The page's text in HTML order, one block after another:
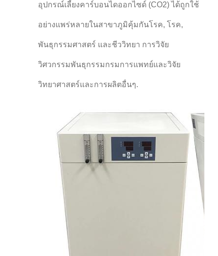
อุปกรณ์เลี้ยงคาร์บอนไดออกไซด์ (CO2) ได้ถูกใช้
อย่างแพร่หลายในสาขาภูมิคุ้มกันโรค, โรค,
พันธุกรรมศาสตร์ และชีววิทยา การวิจัย
วิศวกรรมพันธุกรรมกรมการแพทย์และวิจัย
วิทยาศาสตร์และการผลิตอื่นๆ.